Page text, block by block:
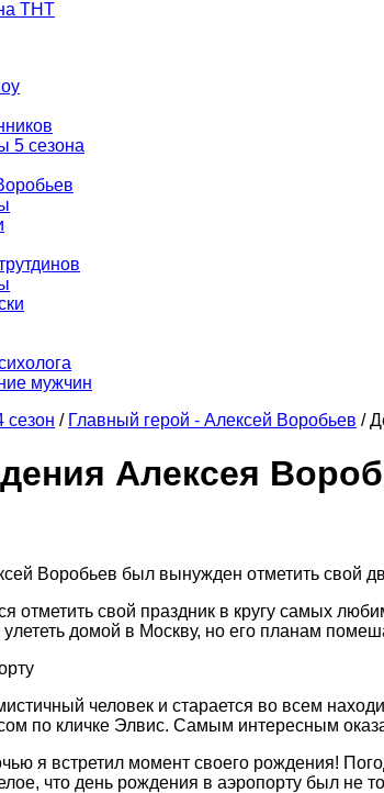
5 сезона
мужчин
сезон / Главный герой - Алексей Воробьев /
Алексея
Воробьев был вынужден отметить свой
отметить свой праздник в кругу самых
улететь домой в Москву, но его планам
человек и старается во всем
по кличке Элвис. Самым интересным
я встретил момент своего рождения!
что день рождения в аэропорту был не